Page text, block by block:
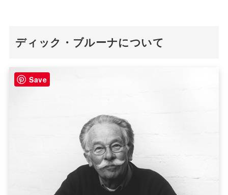
ディック・ブルーナについて
Save